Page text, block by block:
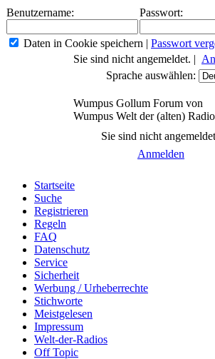
Benutzername: Passwort:
Daten in Cookie speichern | Passwort
Sie sind nicht angemeldet. |
Sprache auswählen:
Wumpus Gollum Forum von
Wumpus Welt der (alten)
Sie sind nicht
Anmelden
Startseite
Suche
Registrieren
Regeln
FAQ
Datenschutz
Service
Sicherheit
Werbung / Urheberrechte
Stichworte
Meistgelesen
Impressum
Welt-der-Radios
Off Topic